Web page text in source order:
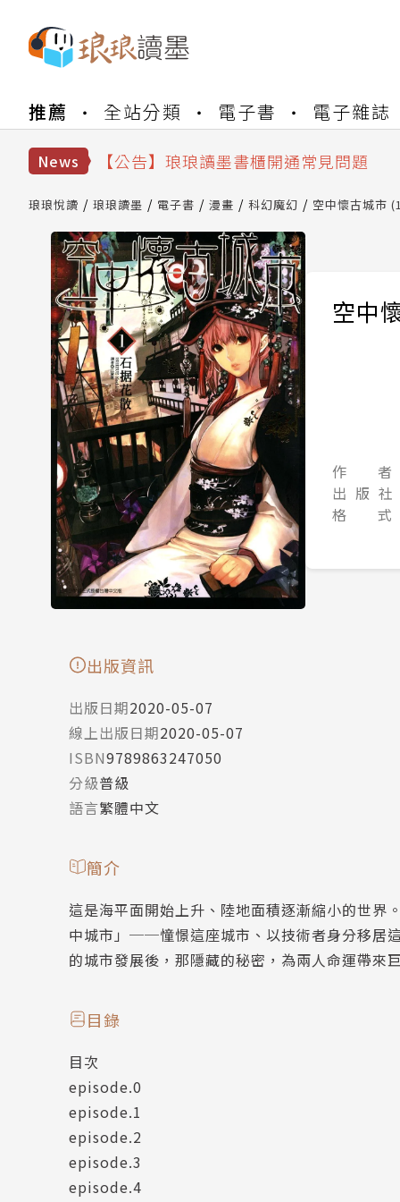
推薦 全站分類 電子書 電子雜誌
News
【公告】琅琅讀墨數位閱讀資產合併與
【公告】琅琅讀墨 3 分鐘完成書櫃開
【公告】琅琅讀墨數位閱讀資產合併與
琅琅悅讀 琅琅讀墨 電子書 漫畫 科幻魔幻 空中懷古城市
空中
作 者
出 版 社
格 式
出版資訊
出版日期2020-05-07
線上出版日期2020-05-07
ISBN9789863247050
分級普級
語言繁體中文
簡介
這是海平面開始上升、陸地面積逐漸縮小的世界
中城市」──憧憬這座城市、以技術者身分移居
的城市發展後，那隱藏的秘密，為兩人命運帶
目錄
目次
episode.0
episode.1
episode.2
episode.3
episode.4